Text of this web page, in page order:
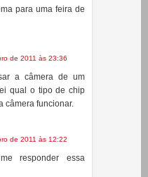
na internet sobre
esse pode ser
para uma feira de
de 2011 às 23:36
a câmera de um
qual o tipo de chip
câmera funcionar.
de 2011 às 12:22